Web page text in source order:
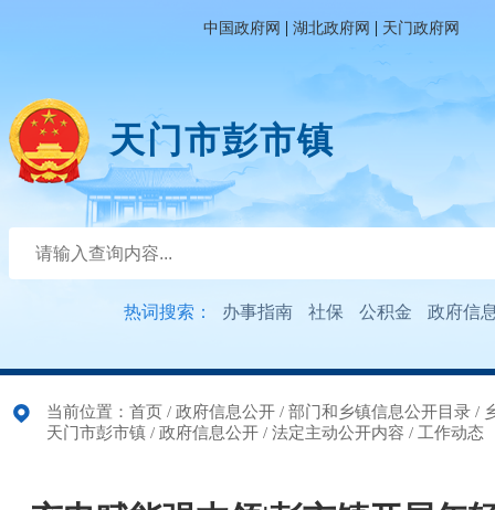
中国政府网 | 湖北政府网 | 天门政府网
天门市彭市镇
热词搜索： 办事指南 社保 公积金 政府信
当前位置： 首页 / 政府信息公开 / 部门和乡镇信息公开目录 /
天门市彭市镇 / 政府信息公开 / 法定主动公开内容 / 工作动态